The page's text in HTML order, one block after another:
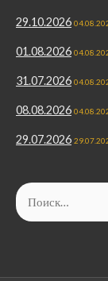
29.10.2026
01.08.2026
31.07.2026
08.08.2026
29.07.2026
Найти: